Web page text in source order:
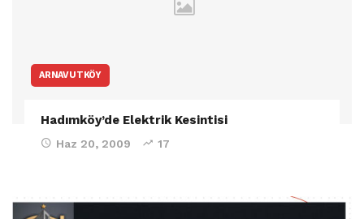
ARNAVUTKÖY
Hadımköy’de Elektrik Kesintisi
Haz 20, 2009 17